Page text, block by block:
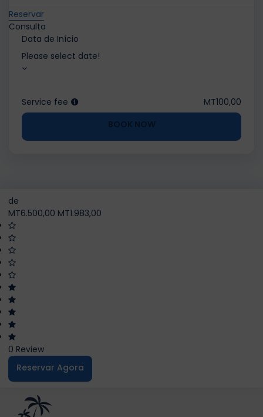
Reservar
Consulta
Data de Início
Please select date!
Service fee
MT100,00
BOOK NOW
de
MT6.500,00 MT1.983,00
0 Review
Reservar Agora